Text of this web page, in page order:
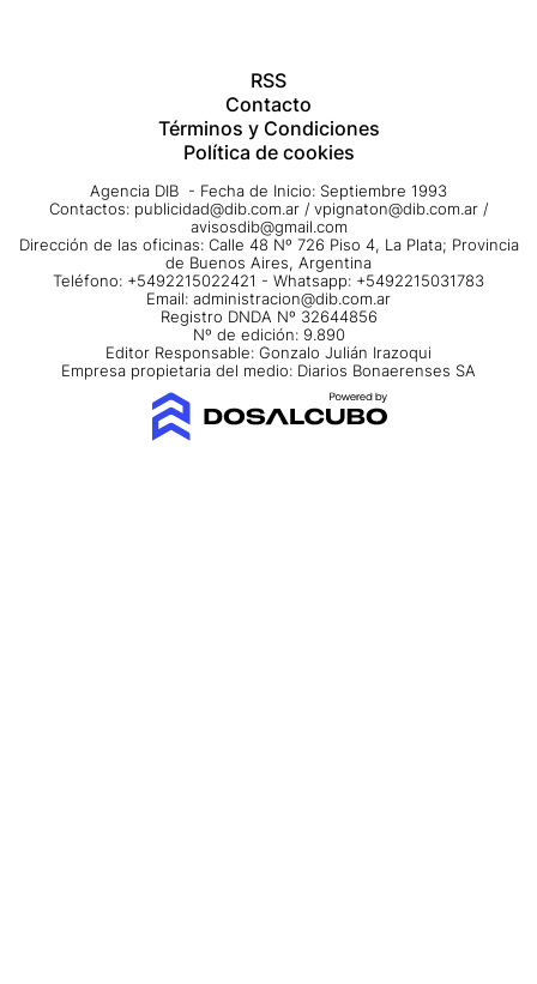
RSS
Contacto
Términos y Condiciones
Política de cookies
Agencia DIB - Fecha de Inicio: Septiembre 1993
Contactos: publicidad@dib.com.ar / vpignaton@dib.com.ar /
avisosdib@gmail.com
Dirección de las oficinas: Calle 48 Nº 726 Piso 4, La Plata; Provincia
de Buenos Aires, Argentina
Teléfono: +5492215022421 - Whatsapp: +5492215031783
Email: administracion@dib.com.ar
Registro DNDA Nº 32644856
Nº de edición: 9.890
Editor Responsable: Gonzalo Julián Irazoqui
Empresa propietaria del medio: Diarios Bonaerenses SA